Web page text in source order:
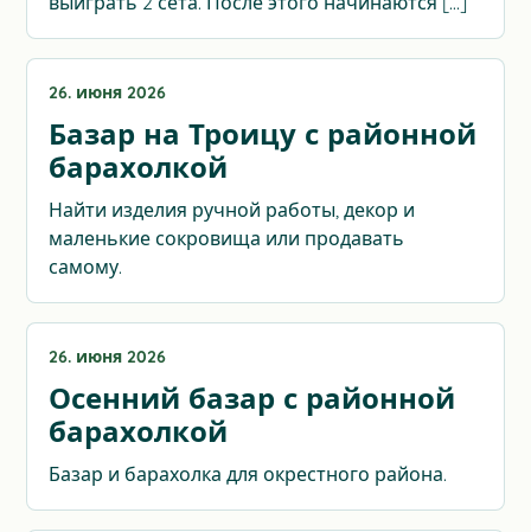
26. июня 2026
Базар на Троицу с районной
барахолкой
Найти изделия ручной работы, декор и
маленькие сокровища или продавать
самому.
26. июня 2026
Осенний базар с районной
барахолкой
Базар и барахолка для окрестного района.